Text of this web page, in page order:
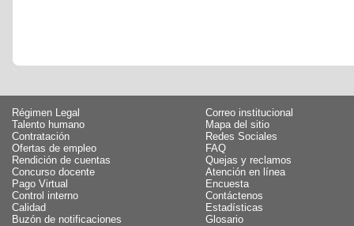
Régimen Legal
Talento humano
Contratación
Ofertas de empleo
Rendición de cuentas
Concurso docente
Pago Virtual
Control interno
Calidad
Buzón de notificaciones
Correo institucional
Mapa del sitio
Redes Sociales
FAQ
Quejas y reclamos
Atención en línea
Encuesta
Contáctenos
Estadísticas
Glosario